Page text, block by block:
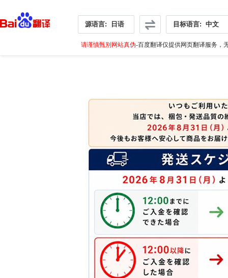
源语言: 日语 目标语言: 中文
请谨慎甄别网站真伪-百度翻译仅提供网页翻译服务，